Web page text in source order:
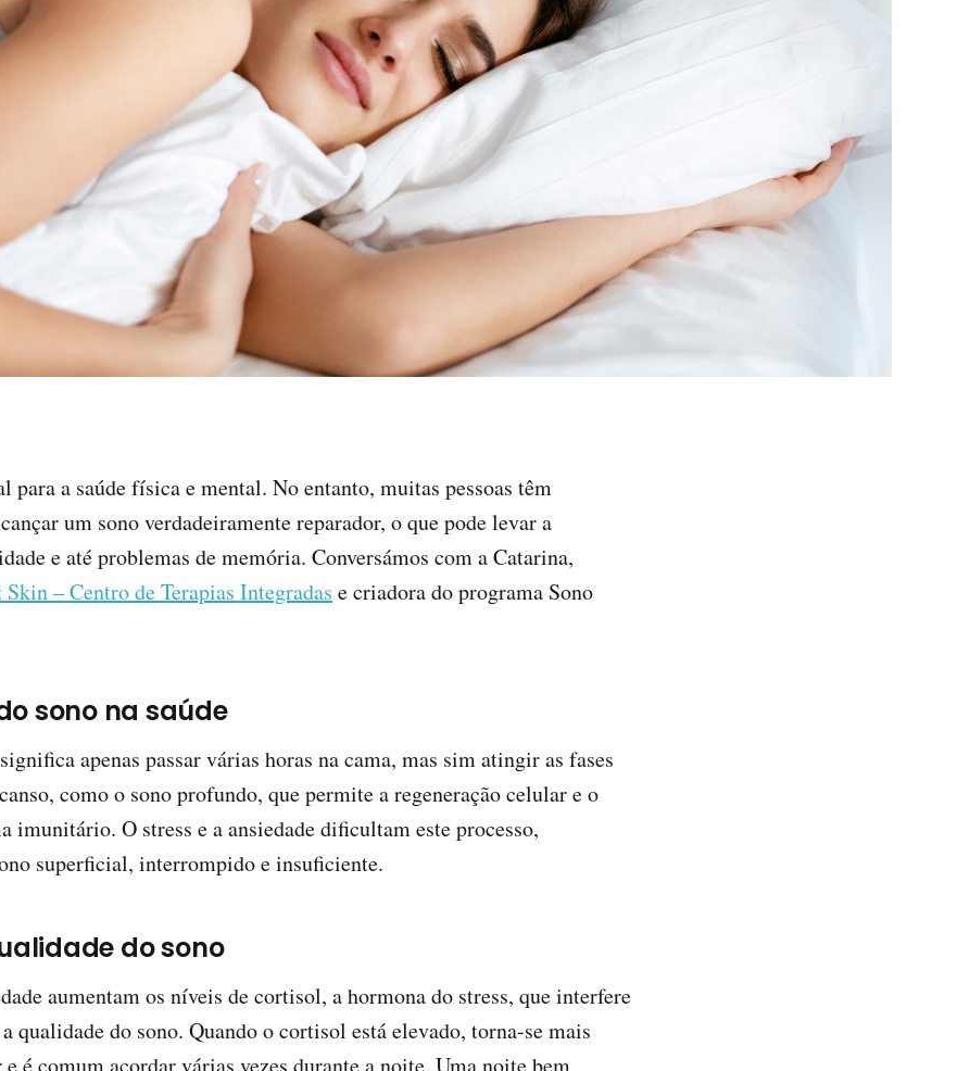
para a saúde física e mental. No entanto, muitas pessoas têm
um sono verdadeiramente reparador, o que pode levar a
e até problemas de memória. Conversámos com a Catarina,
Skin – Centro de Terapias Integradas e criadora do programa Sono
sono na saúde
apenas passar várias horas na cama, mas sim atingir as fases
como o sono profundo, que permite a regeneração celular e o
imunitário. O stress e a ansiedade dificultam este processo,
superficial, interrompido e insuficiente.
do sono
aumentam os níveis de cortisol, a hormona do stress, que interfere
qualidade do sono. Quando o cortisol está elevado, torna-se mais
é comum acordar várias vezes durante a noite. Uma noite bem